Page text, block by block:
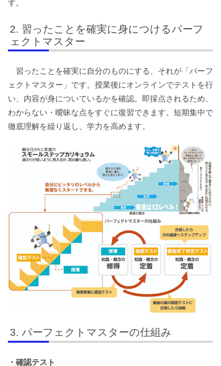
す。
習ったことを確実に身につけるパーフ
ェクトマスター
習ったことを確実に自分のものにする、それが「パーフ
ェクトマスター」です。授業後にオンラインでテストを行
い、内容が身についているかを確認。即採点されるため、
わからない・曖昧な点をすぐに復習できます。短期集中で
徹底理解を繰り返し、学力を高めます。
パーフェクトマスターの仕組み
・確認テスト